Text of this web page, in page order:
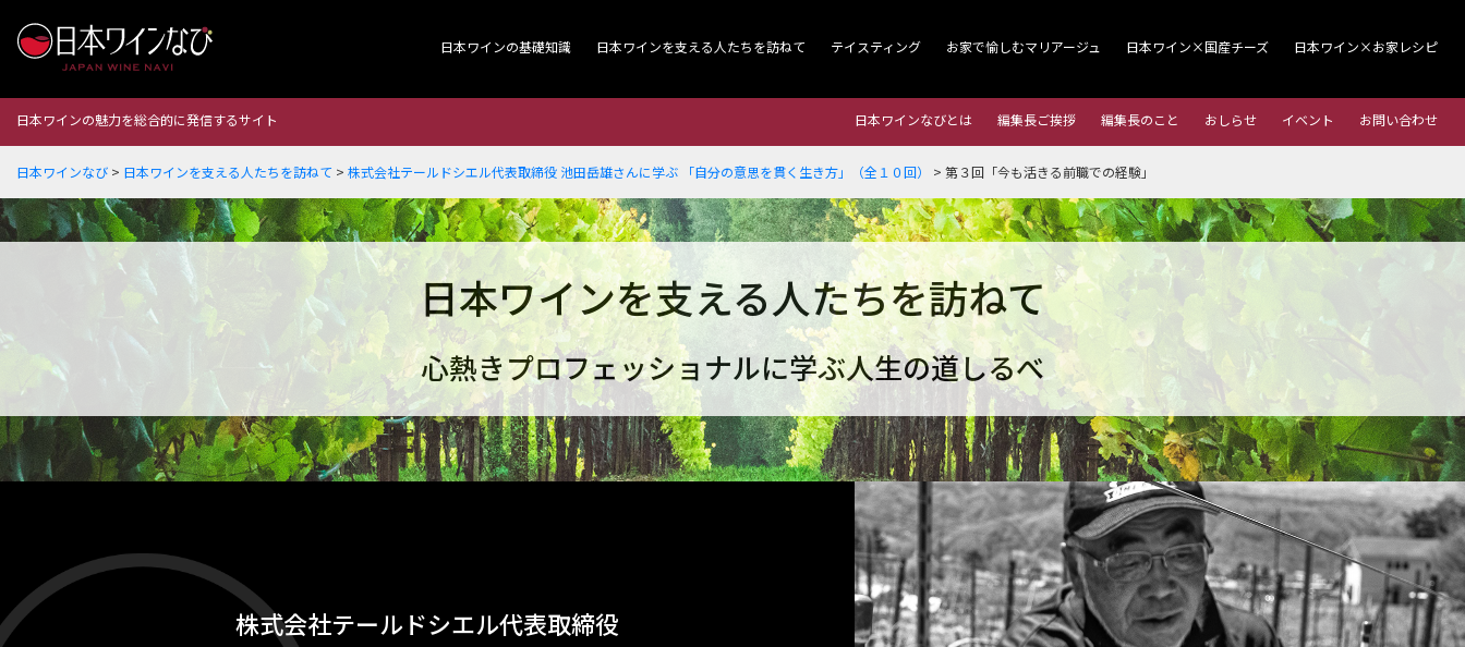
日本ワインの基礎知識 日本ワインを支える人たちを訪ねて テイスティング お家で愉しむマリアージュ 日本ワイン×国産チーズ 日本ワイン×お家レシピ
日本ワインの魅力を総合的に発信するサイト 日本ワインなびとは 編集長ご挨拶 編集長のこと おしらせ イベント お問い合わせ
日本ワインなび > 日本ワインを支える人たちを訪ねて > 株式会社テールドシエル代表取締役 池田岳雄さんに学ぶ 「自分の意思を貫く生き方」（全１０回） > 第３回「今も活きる前職での経験」
日本ワインを支える人たちを訪ねて
心熱きプロフェッショナルに学ぶ人生の道しるべ
株式会社テールドシエル代表取締役